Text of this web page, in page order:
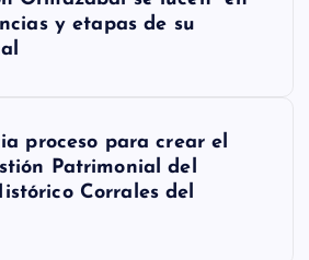
y etapas de su
proceso para crear el
Patrimonial del
Corrales del